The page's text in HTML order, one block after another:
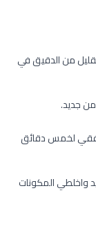
ورشّي القليل من الدقيق في
جديد.
لخمس دقائق
واخلطي المكونات